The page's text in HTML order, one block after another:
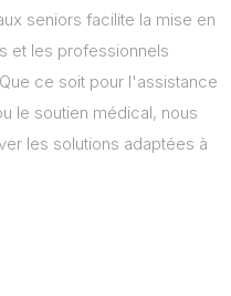
seniors facilite la mise en
et les professionnels
ce soit pour l'assistance
le soutien médical, nous
les solutions adaptées à